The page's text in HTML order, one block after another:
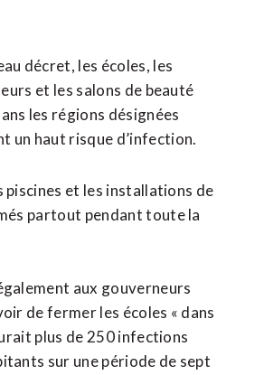
décret, les écoles, les
et les salons de beauté
les régions désignées
un haut risque d’infection.
piscines et les installations de
partout pendant toute la
aux gouverneurs
de fermer les écoles « dans
plus de 250 infections
sur une période de sept